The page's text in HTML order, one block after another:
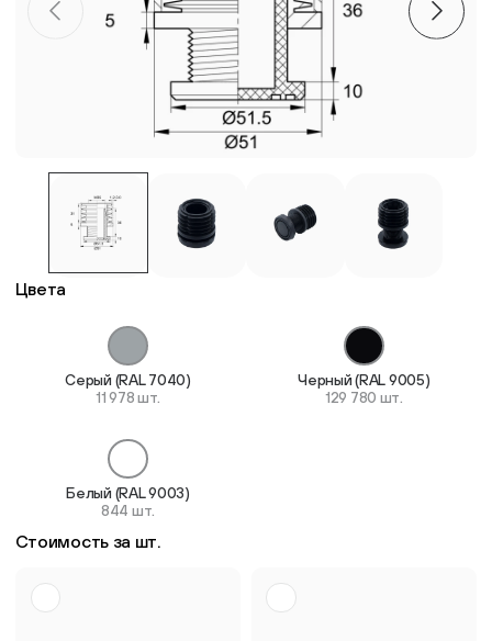
Цвета
Серый (RAL 7040)
11 978 шт.
Черный (RAL 9005)
129 780 шт.
Белый (RAL 9003)
844 шт.
Стоимость за шт.
Пластиковые столешницы для школьных парт
Комплектующие для мебели
Стулья
Система выравнивания плитки